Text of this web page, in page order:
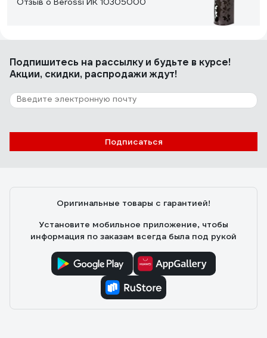
Приемлемая цена
31 отзыв
04711-D64
Подпишитесь на рассылкуи будьте в курсе!
Акции, скидки, распродажи ждут!
Подписаться
Оригинальные товары с гарантией!
Установите мобильное приложение, чтобы
информация по заказам всегда была под рукой